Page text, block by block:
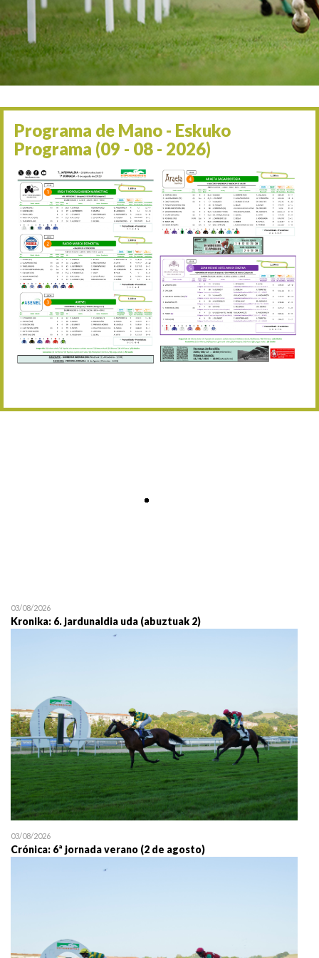
06/09 17:30 Irailaren 6a / 6 de
13/09 17:30 Irailaren 13a / 13 de
30/09 11:30 Irailaren 30a / 30 de
11/06 11:30
05/07 11:30 Uztailaren 5a / 5 de julio
12/07 11:30 Uztailaren 12a / 12 de
19/07 11:30 Uztailaren 19a / 19 de
25/07 11:30 Uztailaren 25a / 25 de
02/08 17:30 Abuztuaren 2a / 2 de
09/08 17:30 Abuztuaren 9a / 9 de
12/08 12:08 Abuztaren 12a / 12 de
15/08 17:05 Abuztuaren 15a / 15 de
30/08 17:30 Abuztuaren 30a / 30 de
19/07 11:30
Programa de Mano - Eskuko
Programa (09 - 08 - 2026)
03/08/2026
Kronika: 6. jardunaldia uda (abuztuak 2)
03/08/2026
Crónica: 6ª jornada verano (2 de agosto)